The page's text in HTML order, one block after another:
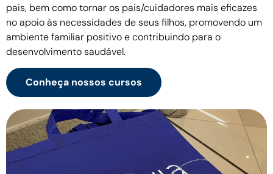
pais, bem como tornar os pais/cuidadores mais eficazes
no apoio às necessidades de seus filhos, promovendo um
ambiente familiar positivo e contribuindo para o
desenvolvimento saudável.
Conheça nossos cursos